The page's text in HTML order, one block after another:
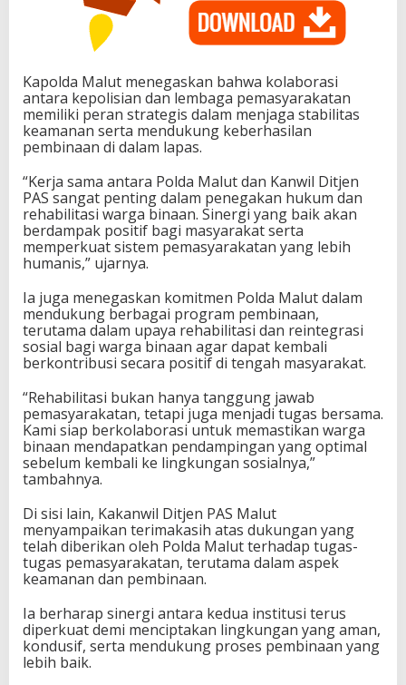
Kapolda Malut menegaskan bahwa kolaborasi
antara kepolisian dan lembaga pemasyarakatan
memiliki peran strategis dalam menjaga stabilitas
keamanan serta mendukung keberhasilan
pembinaan di dalam lapas.
“Kerja sama antara Polda Malut dan Kanwil Ditjen
PAS sangat penting dalam penegakan hukum dan
rehabilitasi warga binaan. Sinergi yang baik akan
berdampak positif bagi masyarakat serta
memperkuat sistem pemasyarakatan yang lebih
humanis,” ujarnya.
Ia juga menegaskan komitmen Polda Malut dalam
mendukung berbagai program pembinaan,
terutama dalam upaya rehabilitasi dan reintegrasi
sosial bagi warga binaan agar dapat kembali
berkontribusi secara positif di tengah masyarakat.
“Rehabilitasi bukan hanya tanggung jawab
pemasyarakatan, tetapi juga menjadi tugas bersama.
Kami siap berkolaborasi untuk memastikan warga
binaan mendapatkan pendampingan yang optimal
sebelum kembali ke lingkungan sosialnya,”
tambahnya.
Di sisi lain, Kakanwil Ditjen PAS Malut
menyampaikan terimakasih atas dukungan yang
telah diberikan oleh Polda Malut terhadap tugas-
tugas pemasyarakatan, terutama dalam aspek
keamanan dan pembinaan.
Ia berharap sinergi antara kedua institusi terus
diperkuat demi menciptakan lingkungan yang aman,
kondusif, serta mendukung proses pembinaan yang
lebih baik.